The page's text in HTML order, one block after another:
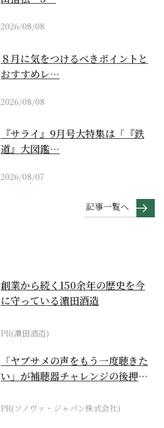
2026/08/08
８月に気をつけるべきポイントと
おすすめレ…
2026/08/08
『サライ』9月号大特集は「『鉄
道』大図鑑…
2026/08/07
記事一覧へ
創業から続く150余年の歴史を今
に守っている濵田酒造
PR(濵田酒造)
「ヤブサメの声をもう一度聴きた
い」が補聴器チャレンジの後押し
PR(ソノヴァ・ジャパン株式会社)